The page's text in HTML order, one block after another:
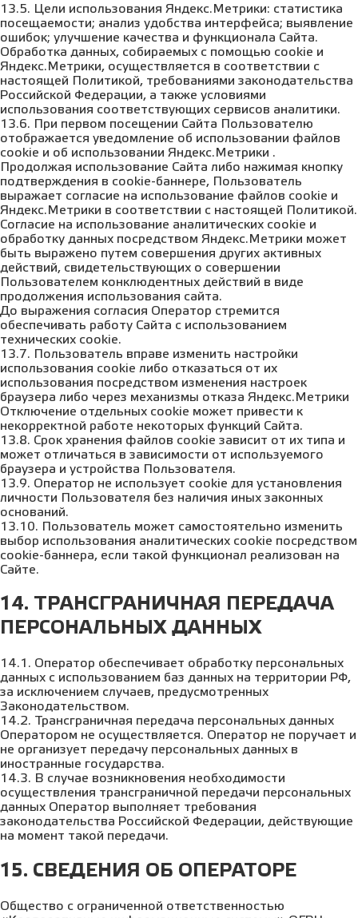
13.5. Цели использования Яндекс.Метрики: статистика
посещаемости; анализ удобства интерфейса; выявление
ошибок; улучшение качества и функционала Сайта.
Обработка данных, собираемых с помощью cookie и
Яндекс.Метрики, осуществляется в соответствии с
настоящей Политикой, требованиями законодательства
Российской Федерации, а также условиями
использования соответствующих сервисов аналитики.
13.6. При первом посещении Сайта Пользователю
отображается уведомление об использовании файлов
cookie и об использовании Яндекс.Метрики .
Продолжая использование Сайта либо нажимая кнопку
подтверждения в cookie-баннере, Пользователь
выражает согласие на использование файлов cookie и
Яндекс.Метрики в соответствии с настоящей Политикой.
Согласие на использование аналитических cookie и
обработку данных посредством Яндекс.Метрики может
быть выражено путем совершения других активных
действий, свидетельствующих о совершении
Пользователем конклюдентных действий в виде
продолжения использования сайта.
До выражения согласия Оператор стремится
обеспечивать работу Сайта с использованием
технических cookie.
13.7. Пользователь вправе изменить настройки
использования cookie либо отказаться от их
использования посредством изменения настроек
браузера либо через механизмы отказа Яндекс.Метрики
Отключение отдельных cookie может привести к
некорректной работе некоторых функций Сайта.
13.8. Срок хранения файлов cookie зависит от их типа и
может отличаться в зависимости от используемого
браузера и устройства Пользователя.
13.9. Оператор не использует cookie для установления
личности Пользователя без наличия иных законных
оснований.
13.10. Пользователь может самостоятельно изменить
выбор использования аналитических cookie посредством
cookie-баннера, если такой функционал реализован на
Сайте.
14. ТРАНСГРАНИЧНАЯ ПЕРЕДАЧА
ПЕРСОНАЛЬНЫХ ДАННЫХ
14.1. Оператор обеспечивает обработку персональных
данных с использованием баз данных на территории РФ,
за исключением случаев, предусмотренных
Законодательством.
14.2. Трансграничная передача персональных данных
Оператором не осуществляется. Оператор не поручает и
не организует передачу персональных данных в
иностранные государства.
14.3. В случае возникновения необходимости
осуществления трансграничной передачи персональных
данных Оператор выполняет требования
законодательства Российской Федерации, действующие
на момент такой передачи.
15. СВЕДЕНИЯ ОБ ОПЕРАТОРЕ
Общество с ограниченной ответственностью